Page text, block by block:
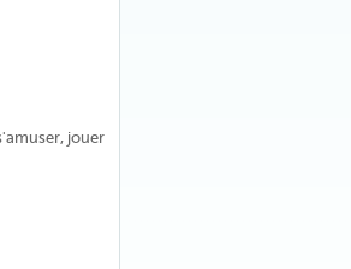
jouer